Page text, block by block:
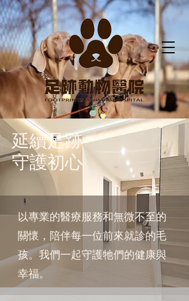
延續足跡
守護初心
以專業的醫療服務和無微不至的
關懷，陪伴每一位前來就診的毛
孩。我們一起守護牠們的健康與
幸福。